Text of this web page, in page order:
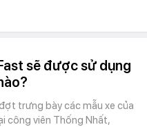
sẽ được sử dụng
trưng bày các mẫu xe của
công viên Thống Nhất,